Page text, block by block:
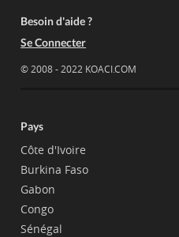
Besoin d'aide ?
Se Connecter
© 2008 - 2022 KOACI.COM
Pays
Côte d'Ivoire
Burkina Faso
Gabon
Congo
Sénégal